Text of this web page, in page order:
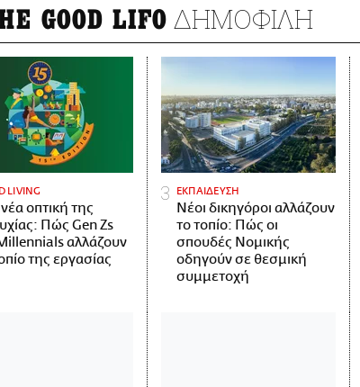
GOOD LIFO ΔΗΜΟΦΙΛΗ
LIVING
οπτική της
Πώς Gen Zs
αλλάζουν
της εργασίας
ΕΚΠΑΙΔΕΥΣΗ
Νέοι δικηγόροι αλλάζουν
το τοπίο: Πώς οι
σπουδές Νομικής
οδηγούν σε θεσμική
συμμετοχή